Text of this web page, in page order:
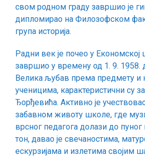
свом родном градy завршио је
дипломирао на Филозофском
група историја.
Радни век је почео у Економској
завршио у времену од 1. 9. 1958.
Велика љубав према предмету и
ученицима, карактеристични су
Ђорђевића. Активно је
забавном животу школе, где
врсног педагога долази до
тон, давао је свечаностима,
ескурзијама и излетима својим